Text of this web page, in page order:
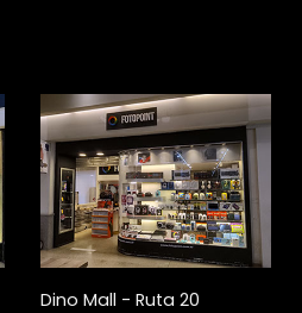
Dino Mall - Ruta 20